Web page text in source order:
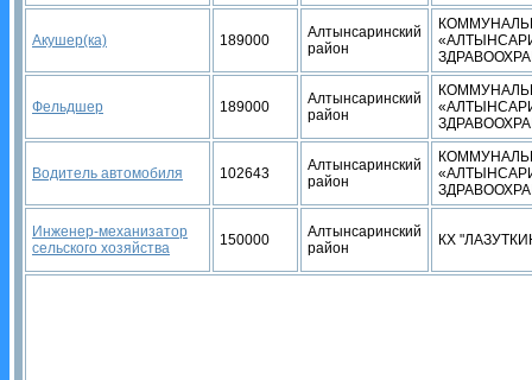
Акушер(ка) 189000
Алтынсаринский
район
Фельдшер 189000
Алтынсаринский
район
Водитель автомобиля 102643
Алтынсаринский
район
Инженер-механизатор
сельского хозяйства
150000
Алтынсаринский
район
КХ